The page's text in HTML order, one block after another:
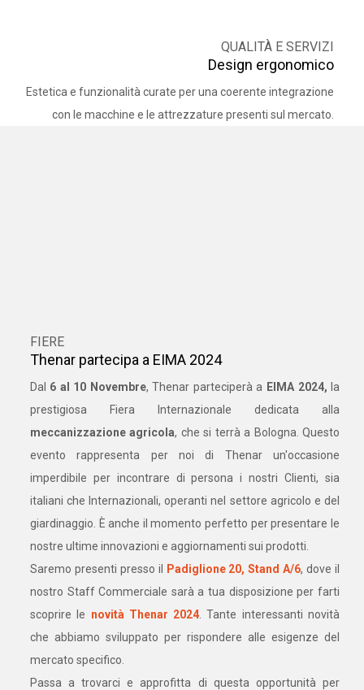
QUALITÀ E SERVIZI
Design ergonomico
Estetica e funzionalità curate per una coerente integrazione
con le macchine e le attrezzature presenti sul mercato.
FIERE
Thenar partecipa a EIMA 2024
Dal 6 al 10 Novembre, Thenar parteciperà a EIMA 2024, la
prestigiosa Fiera Internazionale dedicata alla
meccanizzazione agricola, che si terrà a Bologna. Questo
evento rappresenta per noi di Thenar un'occasione
imperdibile per incontrare di persona i nostri Clienti, sia
italiani che Internazionali, operanti nel settore agricolo e del
giardinaggio. È anche il momento perfetto per presentare le
nostre ultime innovazioni e aggiornamenti sui prodotti.
Saremo presenti presso il
Padiglione 20, Stand A/6, dove il
nostro Staff Commerciale sarà a tua disposizione per farti
scoprire le novità Thenar 2024 . Tante interessanti novità
che abbiamo sviluppato per rispondere alle esigenze del
mercato specifico.
Passa a trovarci e approfitta di questa opportunità per